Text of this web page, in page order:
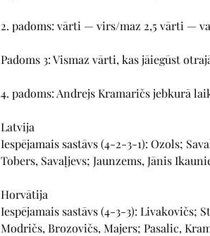
2. padoms: vārti — virs/maz 2,5 vārti —
Padoms 3: Vismaz vārti, kas jāiegūst
4. padoms: Andrejs Kramaričs jebkurā
Latvija
Iespējamais sastāvs (4-2-3-1): Ozols;
Tobers, Savaļjevs; Jaunzems, Jānis
Horvātija
Iespējamais sastāvs (4-3-3): Livakovičs;
Modričs, Brozovičs, Majers; Pasalic,